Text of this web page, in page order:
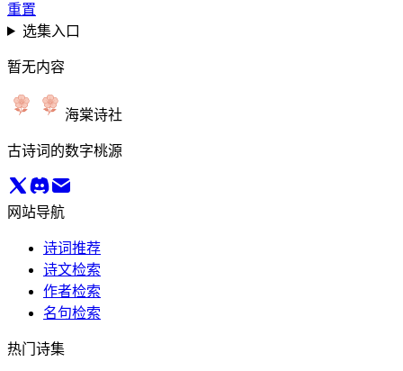
重置
选集入口
暂无内容
海棠诗社
古诗词的数字桃源
网站导航
诗词推荐
诗文检索
作者检索
名句检索
热门诗集